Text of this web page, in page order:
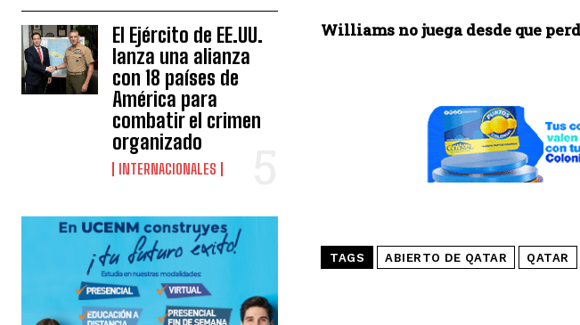
El Ejército de EE.UU.
lanza una alianza
con 18 países de
América para
combatir el crimen
organizado
INTERNACIONALES
Williams no juega desde que
TAGS ABIERTO DE QATAR QATAR